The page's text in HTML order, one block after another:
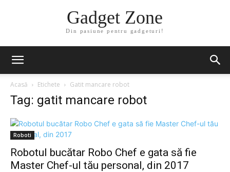
Gadget Zone
Din pasiune pentru gadgeturi!
Acasă Etichete Gatit mancare robot
Tag: gatit mancare robot
Roboti
Robotul bucătar Robo Chef e gata să fie
Master Chef-ul tău personal, din 2017